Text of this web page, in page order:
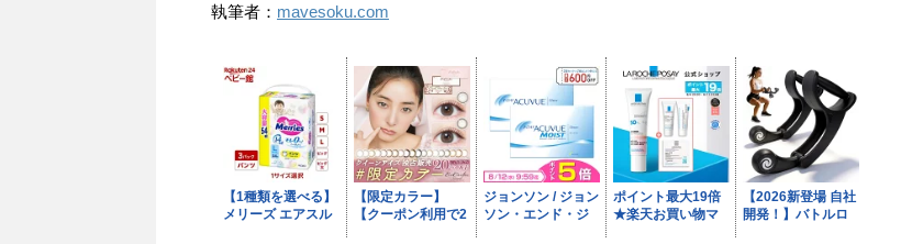
執筆者： mavesoku.com